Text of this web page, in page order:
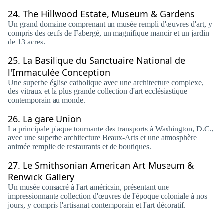
24. The Hillwood Estate, Museum & Gardens
Un grand domaine comprenant un musée rempli d'œuvres d'art, y
compris des œufs de Fabergé, un magnifique manoir et un jardin
de 13 acres.
25. La Basilique du Sanctuaire National de
l'Immaculée Conception
Une superbe église catholique avec une architecture complexe,
des vitraux et la plus grande collection d'art ecclésiastique
contemporain au monde.
26. La gare Union
La principale plaque tournante des transports à Washington, D.C.,
avec une superbe architecture Beaux-Arts et une atmosphère
animée remplie de restaurants et de boutiques.
27. Le Smithsonian American Art Museum &
Renwick Gallery
Un musée consacré à l'art américain, présentant une
impressionnante collection d'œuvres de l'époque coloniale à nos
jours, y compris l'artisanat contemporain et l'art décoratif.